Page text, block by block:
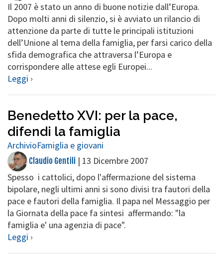
Il 2007 è stato un anno di buone notizie dall’Europa.
Dopo molti anni di silenzio, si è avviato un rilancio di
attenzione da parte di tutte le principali istituzioni
dell’Unione al tema della famiglia, per farsi carico della
sfida demografica che attraversa l’Europa e
corrispondere alle attese egli Europei...
Leggi ›
Benedetto XVI: per la pace,
difendi la famiglia
ArchivioFamiglia e giovani
Claudio Gentili | 13 Dicembre 2007
Spesso i cattolici, dopo l'affermazione del sistema
bipolare, negli ultimi anni si sono divisi tra fautori della
pace e fautori della famiglia. Il papa nel Messaggio per
la Giornata della pace fa sintesi affermando: "la
famiglia e' una agenzia di pace".
Leggi ›